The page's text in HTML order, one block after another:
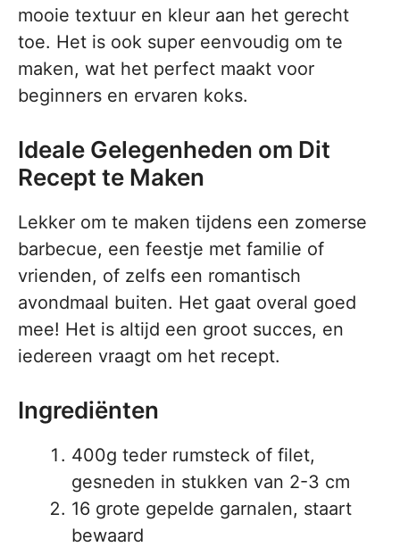
mooie textuur en kleur aan het gerecht
toe. Het is ook super eenvoudig om te
maken, wat het perfect maakt voor
beginners en ervaren koks.
Ideale Gelegenheden om Dit
Recept te Maken
Lekker om te maken tijdens een zomerse
barbecue, een feestje met familie of
vrienden, of zelfs een romantisch
avondmaal buiten. Het gaat overal goed
mee! Het is altijd een groot succes, en
iedereen vraagt om het recept.
Ingrediënten
400g teder rumsteck of filet,
gesneden in stukken van 2-3 cm
16 grote gepelde garnalen, staart
bewaard